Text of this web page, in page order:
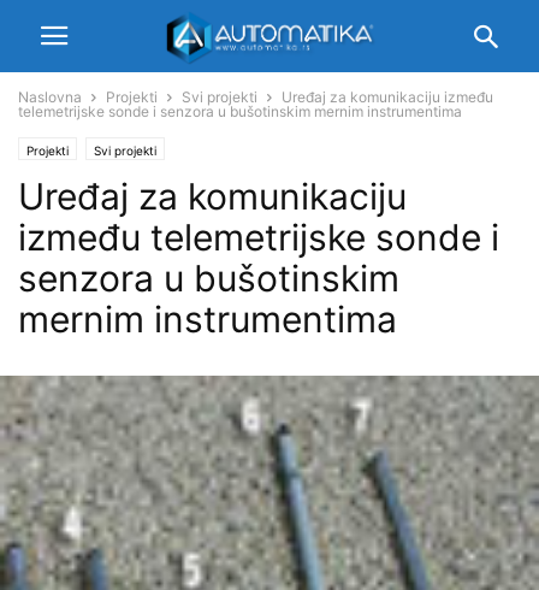
Naslovna Projekti Svi projekti
Uređaj za komunikaciju između
telemetrijske sonde i senzora u bušotinskim mernim instrumentima
Projekti Svi projekti
Uređaj za komunikaciju
između telemetrijske sonde i
senzora u bušotinskim
mernim instrumentima